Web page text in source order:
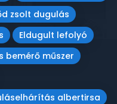
zsolt dugulás
Eldugult lefolyó
bemérő műszer
albertirsa